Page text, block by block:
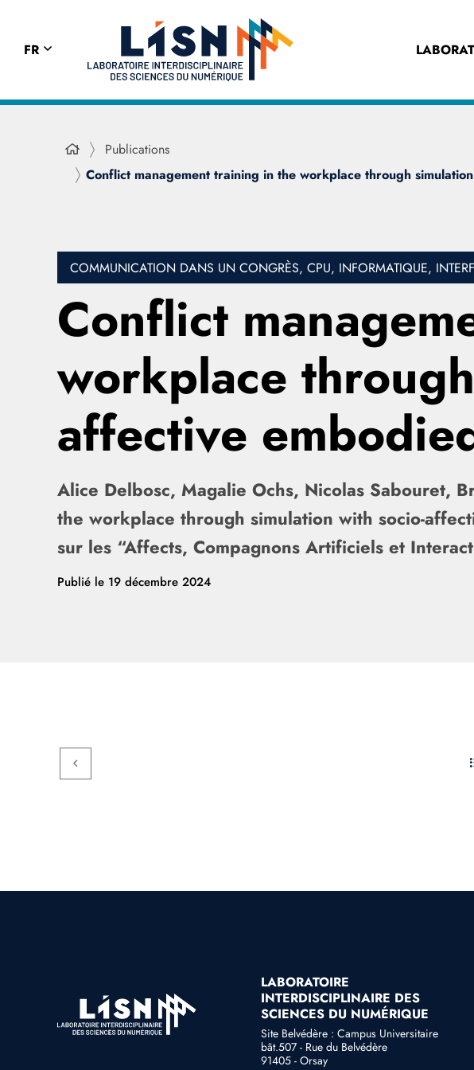
FR
Publications
Conflict management training in the workplace through
COMMUNICATION DANS UN CONGRÈS, CPU, INFORMATIQUE,
Conflict
workplace
affective
Alice Delbosc, Magalie Ochs, Nicolas Sabouret,
the workplace through simulation with socio-
sur les “Affects, Compagnons Artificiels et
Publié le 19 décembre 2024
LABORATOIRE
INTERDISCIPLINAIRE DES
SCIENCES DU NUMÉRIQUE
Site Belvédère : Campus Universitaire
bât.507 - Rue du Belvédère
91405 - Orsay